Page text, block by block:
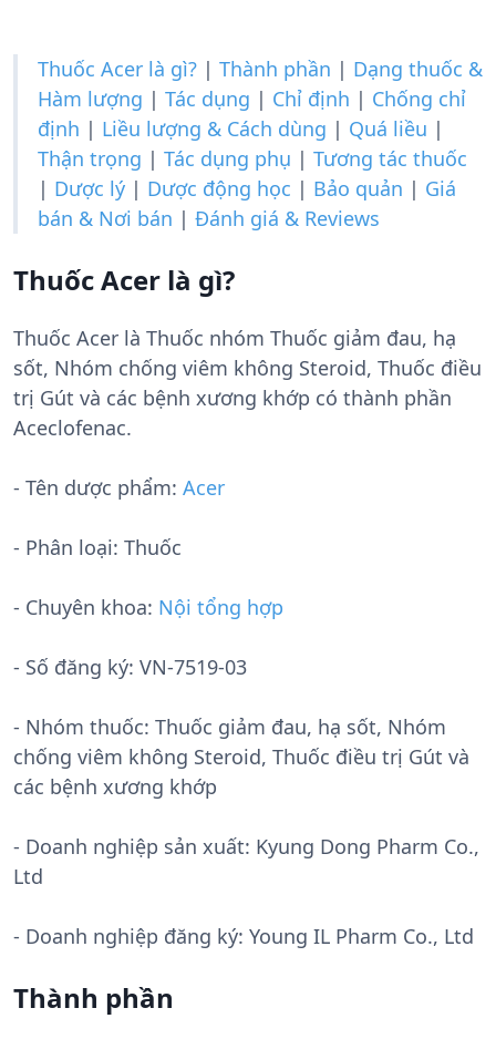
Thuốc Acer là gì? | Thành phần | Dạng thuốc &
Hàm lượng | Tác dụng | Chỉ định | Chống chỉ
định | Liều lượng & Cách dùng | Quá liều |
Thận trọng | Tác dụng phụ | Tương tác thuốc
| Dược lý | Dược động học | Bảo quản | Giá
bán & Nơi bán | Đánh giá & Reviews
Thuốc Acer là gì?
Thuốc Acer là Thuốc nhóm Thuốc giảm đau, hạ
sốt, Nhóm chống viêm không Steroid, Thuốc điều
trị Gút và các bệnh xương khớp có thành phần
Aceclofenac.
- Tên dược phẩm: Acer
- Phân loại: Thuốc
- Chuyên khoa: Nội tổng hợp
- Số đăng ký: VN-7519-03
- Nhóm thuốc: Thuốc giảm đau, hạ sốt, Nhóm
chống viêm không Steroid, Thuốc điều trị Gút và
các bệnh xương khớp
- Doanh nghiệp sản xuất: Kyung Dong Pharm Co.,
Ltd
- Doanh nghiệp đăng ký: Young IL Pharm Co., Ltd
Thành phần